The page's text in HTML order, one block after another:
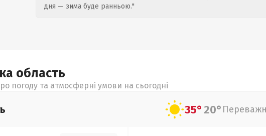
дня — зима буде ранньою."
область
погоду та атмосферні умови на сьогодні
35°20°